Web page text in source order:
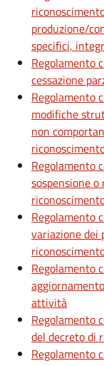
produzione/
specifici,
Regolamento
cessazione
Regolamento
modifiche
non
Regolamento
sospensione
Regolamento
variazione dei
Regolamento
attività
Regolamento
del decreto di
Regolamento